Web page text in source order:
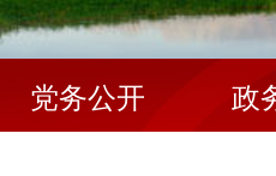
党务公开 政